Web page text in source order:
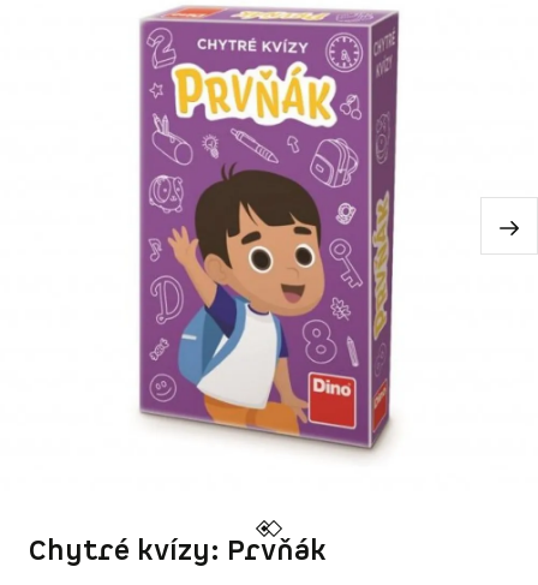
Chytré kvízy: Prvňák